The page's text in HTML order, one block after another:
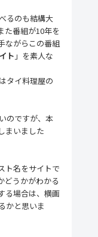
るのも結構大
た番組が10年を
ながらこの番組
ト 」を素人な
タイ料理屋の
のですが、本
まいました
ト名をサイトで
どうかがわかる
る場合は、横画
かと思いま